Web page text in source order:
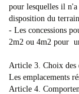
pour lesquelles il n'a
disposition du
- Les concessions
2m2 ou 4m2 pour
Article 3. Choix des
Les emplacements
Article 4.